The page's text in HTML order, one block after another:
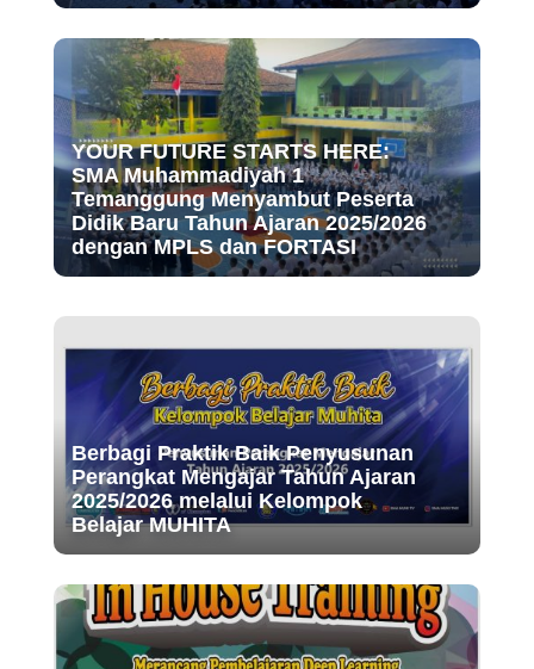
YOUR FUTURE STARTS HERE:
SMA Muhammadiyah 1
Temanggung Menyambut Peserta
Didik Baru Tahun Ajaran 2025/2026
dengan MPLS dan FORTASI
Berbagi Praktik Baik Penyusunan
Perangkat Mengajar Tahun Ajaran
2025/2026 melalui Kelompok
Belajar MUHITA